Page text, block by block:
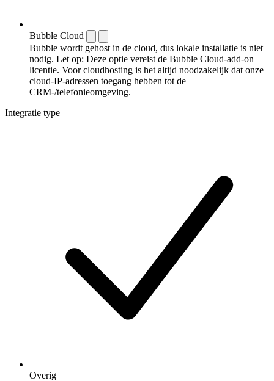
Bubble Cloud
Bubble wordt gehost in de cloud, dus lokale installatie is niet
nodig. Let op: Deze optie vereist de Bubble Cloud-add-on
licentie. Voor cloudhosting is het altijd noodzakelijk dat onze
cloud-IP-adressen toegang hebben tot de
CRM-/telefonieomgeving.
Integratie type
Overig